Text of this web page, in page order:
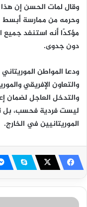
وقال لمات الحسن إن
وحرمه من ممارسة أبسط
مؤكدًا أنه استنفد جميع
دون جدوى.
ودعا المواطن
والتعاون الإفريقي
والتدخل العاجل لضمان
ليست فردية فحسب، بل
الموريتانيين في الخارج.